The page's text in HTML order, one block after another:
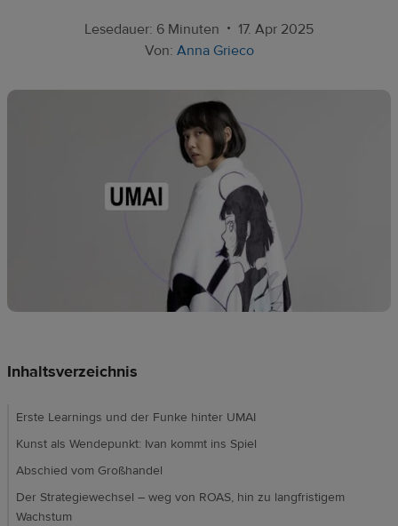
RessourcenLesedauer: 6 Minuten • 17. Apr 2025
Von: Anna Grieco
Inhaltsverzeichnis
Erste Learnings und der Funke hinter UMAI
Kunst als Wendepunkt: Ivan kommt ins Spiel
Abschied vom Großhandel
Der Strategiewechsel – weg von ROAS, hin zu langfristigem
Wachstum